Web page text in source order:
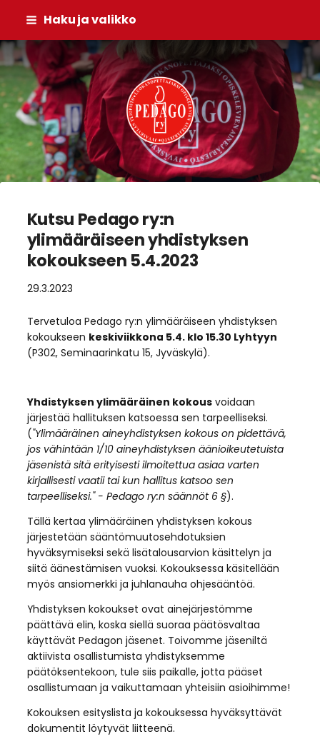
Siirry
sisältöön
Haku ja valikko
Pedago ry
Kutsu Pedago ry:n
ylimääräiseen yhdistyksen
kokoukseen 5.4.2023
29.3.2023
Tervetuloa Pedago ry:n ylimääräiseen yhdistyksen
kokoukseen keskiviikkona 5.4. klo 15.30 Lyhtyyn
(P302, Seminaarinkatu 15, Jyväskylä).
Yhdistyksen ylimääräinen kokousvoidaan
järjestää hallituksen katsoessa sen tarpeelliseksi.
("Ylimääräinen aineyhdistyksen kokous on pidettävä,
jos vähintään 1/10 aineyhdistyksen äänioikeutetuista
jäsenistä sitä erityisesti ilmoitettua asiaa varten
kirjallisesti vaatii tai kun hallitus katsoo sen
tarpeelliseksi." - Pedago ry:n säännöt 6 §).
Tällä kertaa ylimääräinen yhdistyksen kokous
järjestetään sääntömuutosehdotuksien
hyväksymiseksi sekä lisätalousarvion käsittelyn ja
siitä äänestämisen vuoksi. Kokouksessa käsitellään
myös ansiomerkki ja juhlanauha ohjesääntöä.
Yhdistyksen kokoukset ovat ainejärjestömme
päättävä elin, koska siellä suoraa päätösvaltaa
käyttävät Pedagon jäsenet. Toivomme jäseniltä
aktiivista osallistumista yhdistyksemme
päätöksentekoon, tule siis paikalle, jotta pääset
osallistumaan ja vaikuttamaan yhteisiin asioihimme!
Kokouksen esityslista ja kokouksessa hyväksyttävät
dokumentit löytyvät liitteenä.